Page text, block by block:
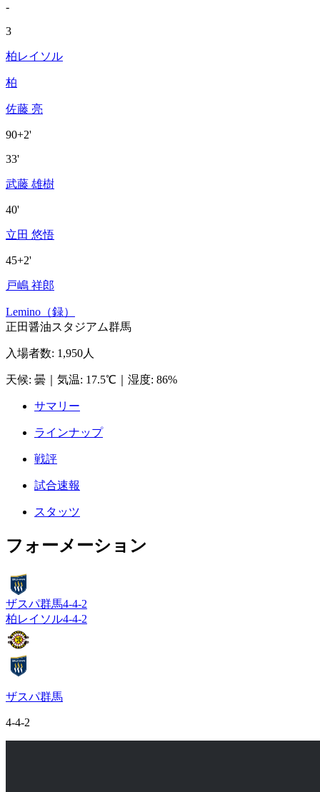
-
3
柏レイソル
柏
佐藤 亮
90+2'
33'
武藤 雄樹
40'
立田 悠悟
45+2'
戸嶋 祥郎
Lemino（録）
正田醤油スタジアム群馬
入場者数: 1,950人
天候: 曇 気温: 17.5℃ 湿度: 86%
サマリー
ラインナップ
戦評
試合速報
スタッツ
フォーメーション
ザスパ群馬4-4-2
柏レイソル4-4-2
ザスパ群馬
4-4-2